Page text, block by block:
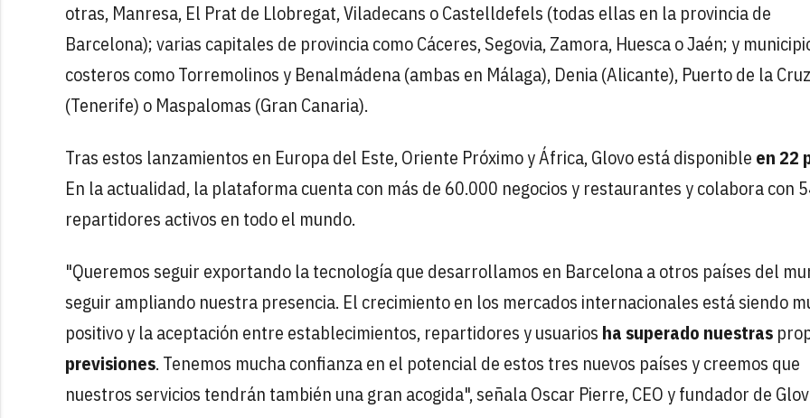
otras, Manresa, El Prat de Llobregat, Viladecans o Castelldefels (todas ellas en la provincia de
Barcelona); varias capitales de provincia como Cáceres, Segovia, Zamora, Huesca o Jaén; y
costeros como Torremolinos y Benalmádena (ambas en Málaga), Denia (Alicante), Puerto de la Cruz
(Tenerife) o Maspalomas (Gran Canaria).
Tras estos lanzamientos en Europa del Este, Oriente Próximo y África, Glovo está disponible en 22
En la actualidad, la plataforma cuenta con más de 60.000 negocios y restaurantes y colabora con
repartidores activos en todo el mundo.
"Queremos seguir exportando la tecnología que desarrollamos en Barcelona a otros países del
seguir ampliando nuestra presencia. El crecimiento en los mercados internacionales está siendo
positivo y la aceptación entre establecimientos, repartidores y usuarios ha superado nuestras
previsiones. Tenemos mucha confianza en el potencial de estos tres nuevos países y creemos que
nuestros servicios tendrán también una gran acogida", señala Oscar Pierre, CEO y fundador de